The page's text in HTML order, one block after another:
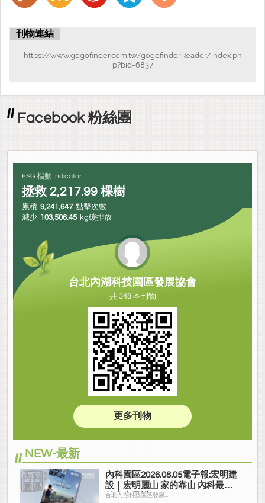
刊物連結
https://www.gogofinder.com.tw/gogofinderReader/index.ph
p?bid=6837
Facebook 粉絲團
ESG 指數 Indicator
拯救 2,217.99 棵樹
累積 9,241,647 點擊次數
減少 103,506.45 kg碳排放
台北內湖科技園區發展協會
共 348 本刊物
更多刊物
NEW-最新
內科園區2026.08.05電子報:宏明建
設｜宏明麗山 家的靠山 內科最高
的安全承諾
台北內湖科技園區發展...